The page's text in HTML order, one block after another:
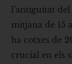
l’antiguitat
mitjana de 15
ha cotxes de
crucial en els